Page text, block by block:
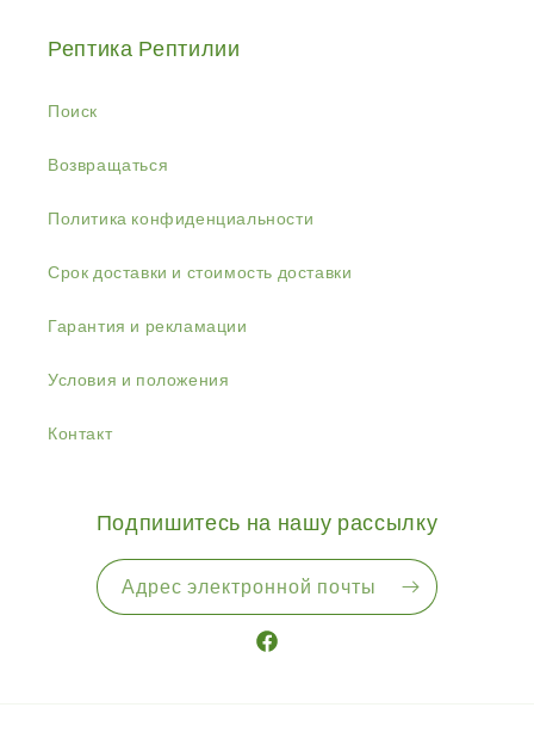
Рептика Рептилии
Поиск
Возвращаться
Политика конфиденциальности
Срок доставки и стоимость доставки
Гарантия и рекламации
Условия и положения
Контакт
Подпишитесь на нашу рассылку
Адрес электронной почты
Facebook